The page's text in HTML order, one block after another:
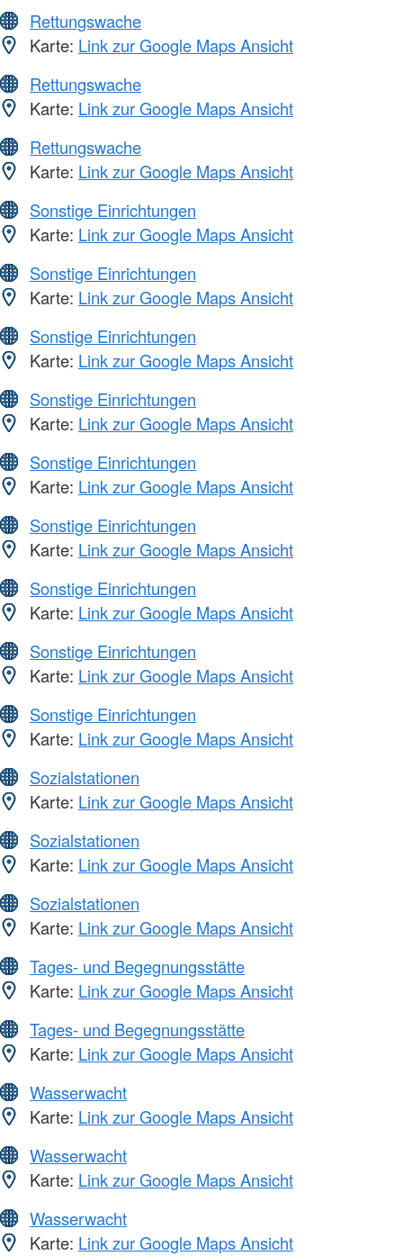
Rettungswache
Karte: Link zur Google Maps Ansicht
Rettungswache
Karte: Link zur Google Maps Ansicht
Rettungswache
Karte: Link zur Google Maps Ansicht
Sonstige Einrichtungen
Karte: Link zur Google Maps Ansicht
Sonstige Einrichtungen
Karte: Link zur Google Maps Ansicht
Sonstige Einrichtungen
Karte: Link zur Google Maps Ansicht
Sonstige Einrichtungen
Karte: Link zur Google Maps Ansicht
Sonstige Einrichtungen
Karte: Link zur Google Maps Ansicht
Sonstige Einrichtungen
Karte: Link zur Google Maps Ansicht
Sonstige Einrichtungen
Karte: Link zur Google Maps Ansicht
Sonstige Einrichtungen
Karte: Link zur Google Maps Ansicht
Sonstige Einrichtungen
Karte: Link zur Google Maps Ansicht
Sozialstationen
Karte: Link zur Google Maps Ansicht
Sozialstationen
Karte: Link zur Google Maps Ansicht
Sozialstationen
Karte: Link zur Google Maps Ansicht
Tages- und Begegnungsstätte
Karte: Link zur Google Maps Ansicht
Tages- und Begegnungsstätte
Karte: Link zur Google Maps Ansicht
Wasserwacht
Karte: Link zur Google Maps Ansicht
Wasserwacht
Karte: Link zur Google Maps Ansicht
Wasserwacht
Karte: Link zur Google Maps Ansicht